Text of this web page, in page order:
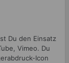
Du den Einsatz
Vimeo. Du
Icon